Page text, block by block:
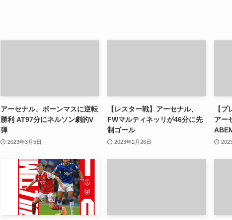
アーセナル、ボーンマスに逆転
勝利 AT97分にネルソン劇的V
弾
2023年3月5日
【レスター戦】アーセナル、
FWマルティネッリが46分に先
制ゴール
2023年2月26日
【
アー